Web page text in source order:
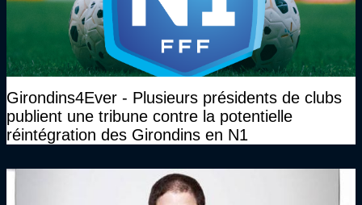
Girondins4Ever - Plusieurs présidents de clubs
publient une tribune contre la potentielle
réintégration des Girondins en N1